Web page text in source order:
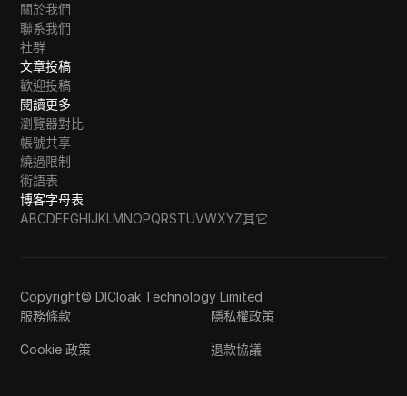
關於我們
聯系我們
社群
文章投稿
歡迎投稿
閱讀更多
瀏覽器對比
帳號共享
繞過限制
術語表
博客字母表
ABCDEFGHIJKLMNOPQRSTUVWXYZ其它
Copyright© DICloak Technology Limited
服務條款
隱私權政策
Cookie 政策 退款協議